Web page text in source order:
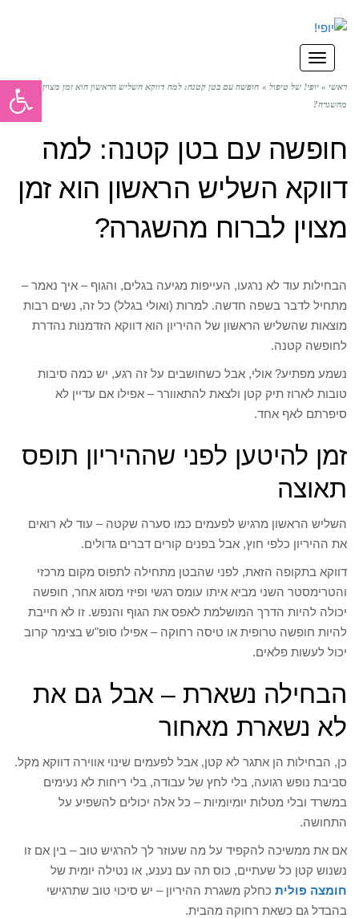
תפריט
ראשי » יופי! של טיפול » חופשה עם בטן קטנה: למה דווקא השליש הראשון הוא זמן מצוין לברוח
מהשגרה?
חופשה עם בטן קטנה: למה
דווקא השליש הראשון הוא זמן
מצוין לברוח מהשגרה?
הבחילות עוד לא נרגעו, העייפות מגיעה בגלים, והגוף – איך נאמר –
מתחיל לדבר בשפה חדשה. למרות (ואולי בגלל) כל זה, נשים רבות
מוצאות שהשליש הראשון של ההיריון הוא דווקא הזדמנות נהדרת
לחופשה קטנה.
נשמע מפתיע? אולי, אבל כשחושבים על זה רגע, יש כמה סיבות
טובות לארוז תיק קטן ולצאת להתאוורר – אפילו אם עדיין לא
סיפרתם לאף אחד.
זמן להיטען לפני שההיריון תופס
תאוצה
השליש הראשון מרגיש לפעמים כמו סערה שקטה – עוד לא רואים
את ההיריון כלפי חוץ, אבל בפנים קורים דברים גדולים.
דווקא בתקופה הזאת, לפני שהבטן מתחילה לתפוס מקום מרכזי
והטרימסטר השני מביא איתו עומס רגשי ופיזי מסוג אחר, חופשה
יכולה להיות הדרך המושלמת לאפס את הגוף והנפש. זו לא חייבת
להיות חופשה טרופית או טיסה רחוקה – אפילו סופ"ש בצימר קרוב
יכול לעשות פלאים.
הבחילה נשארת – אבל גם את
לא נשארת מאחור
כן, הבחילות הן אתגר לא קטן, אבל לפעמים שינוי אווירה דווקא מקל.
סביבת נופש רגועה, בלי לחץ של עבודה, בלי ריחות לא נעימים
במשרד ובלי מטלות יומיומיות – כל אלה יכולים להשפיע על
התחושה.
אם את ממשיכה להקפיד על מה שעוזר לך להרגיש טוב – בין אם זו
נשנוש קטן כל שעתיים, כוס תה עם נענע, או נטילה יומית של
חומצה פולית כחלק משגרת ההיריון – יש סיכוי טוב שתרגישי
בהבדל גם כשאת רחוקה מהבית.
פתח